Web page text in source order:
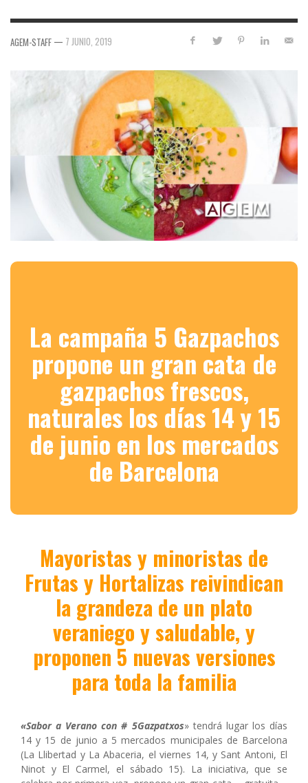
AGEM-STAFF — 7 JUNIO, 2019
La campaña 5 Gazpachos
propone un gran cata de
gazpachos frescos,
naturales los días 14 y 15
de junio en los mercados
de Barcelona
Mayoristas y minoristas de
Frutas y Hortalizas reivindican
la grandeza de un plato
veraniego y saludable, y
proponen 5 nuevas versiones
para toda la familia
«Sabor a Verano con # 5Gazpatxos» tendrá lugar los días
14 y 15 de junio a 5 mercados municipales de Barcelona
(La Llibertad y La Abaceria, el viernes 14, y Sant Antoni, El
Ninot y El Carmel, el sábado 15). La iniciativa, que se